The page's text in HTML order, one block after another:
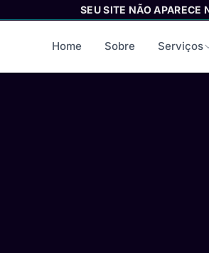
SEU SITE NÃO APARECE
Home Sobre Serviços